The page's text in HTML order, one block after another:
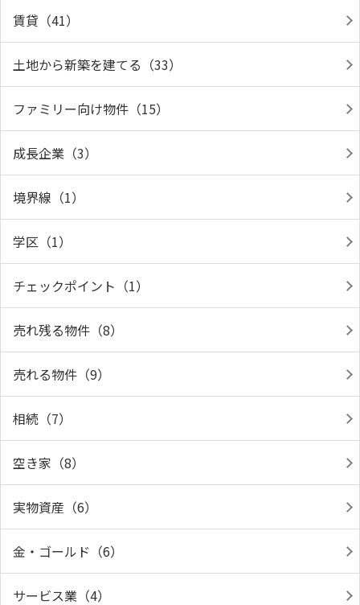
賃貸（41）
土地から新築を建てる（33）
ファミリー向け物件（15）
成長企業（3）
境界線（1）
学区（1）
チェックポイント（1）
売れ残る物件（8）
売れる物件（9）
相続（7）
空き家（8）
実物資産（6）
金・ゴールド（6）
サービス業（4）